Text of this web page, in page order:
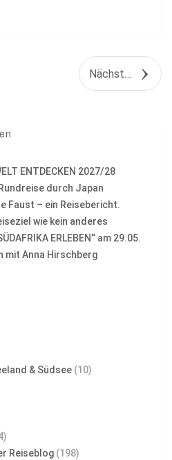
Nächstes Objekt
ENTDECKEN 2027/28
durch Japan
Faust – ein Reisebericht.
wie kein anderes
ERLEBEN“ am 29.05.
mit Anna Hirschberg
& Südsee (10)
Reiseblog (198)